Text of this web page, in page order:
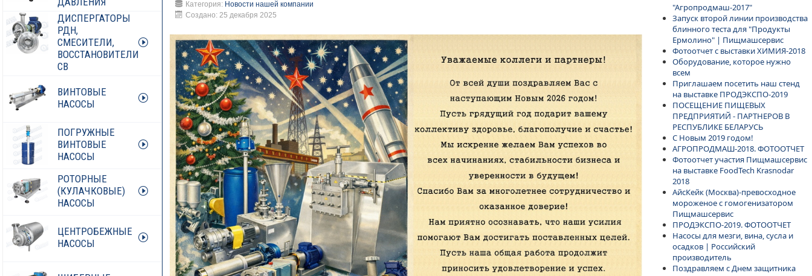
ДИСПЕРГАТОРЫ
РДН,
СМЕСИТЕЛИ,
ВОССТАНОВИТЕЛИ
СВ
ВИНТОВЫЕ
НАСОСЫ
ПОГРУЖНЫЕ
ВИНТОВЫЕ
НАСОСЫ
РОТОРНЫЕ
(КУЛАЧКОВЫЕ)
НАСОСЫ
ЦЕНТРОБЕЖНЫЕ
НАСОСЫ
Категория: Новости нашей компании
Создано: 25 декабря 2025
"Агропродмаш-2017"
Запуск второй линии производства
блинного теста для "Продукты
Ермолино" | Пищмашсервис
Фотоотчет с выставки ХИМИЯ-2018
Оборудование, которое нужно
всем
Приглашаем посетить наш стенд
на выставке ПРОДЭКСПО-2019
ПОСЕЩЕНИЕ ПИЩЕВЫХ
ПРЕДПРИЯТИЙ - ПАРТНЕРОВ В
РЕСПУБЛИКЕ БЕЛАРУСЬ
С Новым 2019 годом!
АГРОПРОДМАШ-2018. ФОТООТЧЕТ
Фотоотчет участия Пищмашсервис
на выставке FoodTech Krasnodar
2018
АйсКейк (Москва)-превосходное
мороженое с гомогенизатором
Пищмашсервис
ПРОДЭКСПО-2019. ФОТООТЧЕТ
Насосы для мезги, вина, сусла и
осадков | Российский
производитель
Поздравляем с Днем защитника